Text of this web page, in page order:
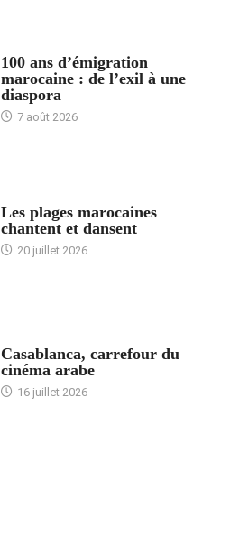
100 ans d’émigration
marocaine : de l’exil à une
diaspora
7 août 2026
Les plages marocaines
chantent et dansent
20 juillet 2026
Casablanca, carrefour du
cinéma arabe
16 juillet 2026